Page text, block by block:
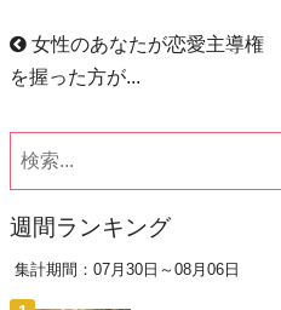
女性のあなたが恋愛主導権
を握った方が...
週間ランキング
集計期間：07月30日～08月06日